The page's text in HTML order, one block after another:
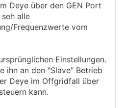
wirklich mies und
verbessertenESH
Victron/SE Anlage...
komplett fertig
Deye über den GEN Port
alle
Frequenzwerte vom
Einstellungen.
ihn an den "Slave" Betrieb
Deye im Offgridfall über
kann.